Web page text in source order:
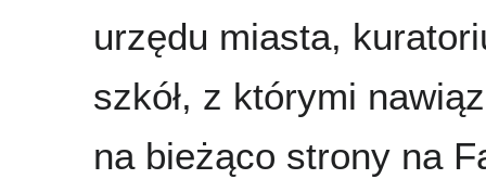
urzędu miasta,
szkół, z którymi
na bieżąco strony na